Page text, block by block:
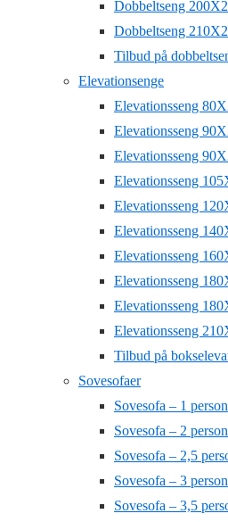
Dobbeltseng
Dobbeltseng
Tilbud på
Elevationsenge
Elevationsseng
Elevationsseng
Elevationsseng
Elevationsseng
Elevationsseng
Elevationsseng
Elevationsseng
Elevationsseng
Elevationsseng
Elevationsseng
Tilbud på
Sovesofaer
Sovesofa – 1
Sovesofa – 2
Sovesofa – 2,5
Sovesofa – 3
Sovesofa – 3,5